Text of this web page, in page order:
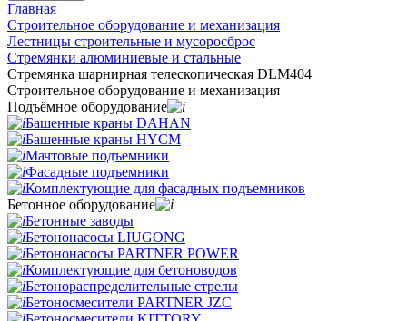
Главная
Строительное оборудование и механизация
Лестницы строительные и мусоросброс
Стремянки алюминиевые и стальные
Стремянка шарнирная телескопическая DLM404
Строительное оборудование и механизация
Подъёмное оборудование
Башенные краны DAHAN
Башенные краны HYCM
Мачтовые подъемники
Фасадные подъемники
Комплектующие для фасадных подъемников
Бетонное оборудование
Бетонные заводы
Бетононасосы LIUGONG
Бетононасосы PARTNER POWER
Комплектующие для бетоноводов
Бетонораспределительные стрелы
Бетоносмесители PARTNER JZC